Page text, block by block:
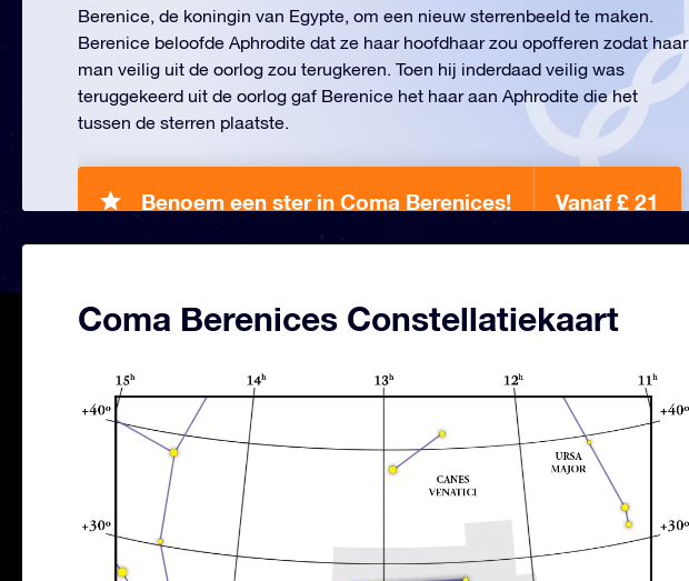
Berenice, de koningin van Egypte, om een nieuw sterrenbeeld te maken.
Berenice beloofde Aphrodite dat ze haar hoofdhaar zou opofferen zodat haar
man veilig uit de oorlog zou terugkeren. Toen hij inderdaad veilig was
teruggekeerd uit de oorlog gaf Berenice het haar aan Aphrodite die het
tussen de sterren plaatste.
Benoem een ster in Coma Berenices! Vanaf £ 21
Coma Berenices Constellatiekaart